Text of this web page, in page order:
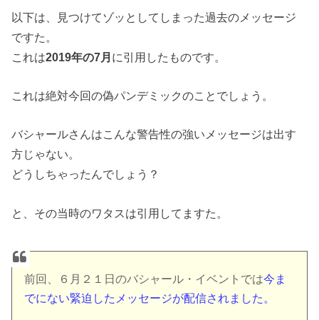
以下は、見つけてゾッとしてしまった過去のメッセージ
ですた。
これは2019年の7月 に引用したものです。
これは絶対今回の偽パンデミックのことでしょう。
バシャールさんはこんな警告性の強いメッセージは出す
方じゃない。
どうしちゃったんでしょう？
と、その当時のワタスは引用してますた。
前回、６月２１日のバシャール・イベントでは今ま
でにない緊迫したメッセージが配信されました。